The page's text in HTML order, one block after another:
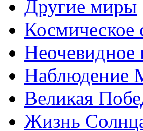
Другие миры
Космическое
Неочевидное
Наблюдение
Великая
Жизнь